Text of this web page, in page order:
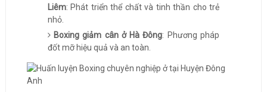
Liêm: Phát triển thể chất và tinh thần cho trẻ
nhỏ.
Boxing giảm cân ở Hà Đông: Phương pháp
đốt mỡ hiệu quả và an toàn.